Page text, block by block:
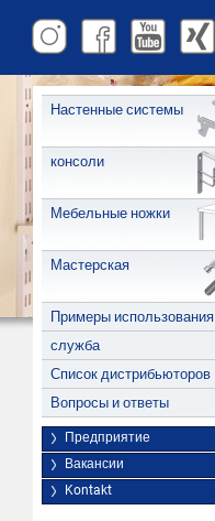
Настенные системы
консоли
Мебельные ножки
Мастерская
Примеры использования
служба
Список дистрибьюторов
Вопросы и ответы
Предприятие
Вакансии
Kontakt